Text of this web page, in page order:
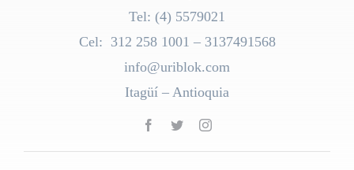
Tel: (4) 5579021
Cel: 312 258 1001 – 3137491568
info@uriblok.com
Itagüí – Antioquia